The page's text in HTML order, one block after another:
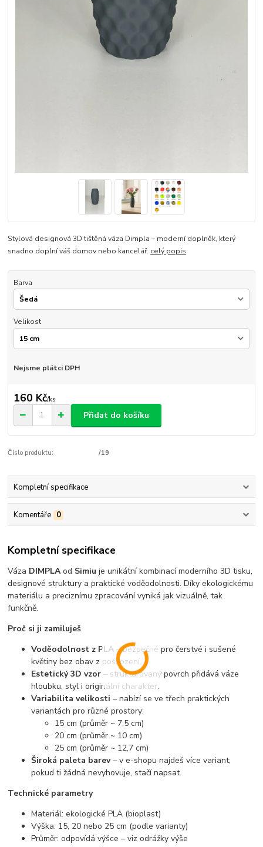
Stylová designová 3D tištěná váza Dimpla – moderní doplněk, který
snadno doplní váš domov nebo kancelář. celý popis
Barva
Velikost
Nejsme plátci DPH
160 Kč/ks
Přidat do košíku
Číslo produktu: /19
Kompletní specifikace
Komentáře 0
Kompletní specifikace
Váza DIMPLAod Simiu je unikátní kombinací moderního 3D tisku,
designové struktury a praktické voděodolnosti. Díky ekologickému
materiálu a preciznímu zpracování vyniká jak vizuálně, tak
funkčně.
Proč si ji zamiluješ
Voděodolnost z PLA – bezpečné pro čerstvé i sušené
květiny bez obav z poškození.
Estetický 3D vzor – strukturovaný povrch přidává váze
hloubku, styl i originální charakter.
Variabilita velikosti – nabízí se ve třech praktických
variantách pro různé prostory:
15 cm (průměr ~ 7,5 cm)
20 cm (průměr ~ 10 cm)
25 cm (průměr ~ 12,7 cm)
Široká paleta barev– v e-shopu najdeš více variant;
pokud ti žádná nevyhovuje, stačí napsat.
Technické parametry
Materiál: ekologické PLA (bioplast)
Výška: 15, 20 nebo 25 cm (podle varianty)
Průměr: odpovídá výšce – viz odrážky výše